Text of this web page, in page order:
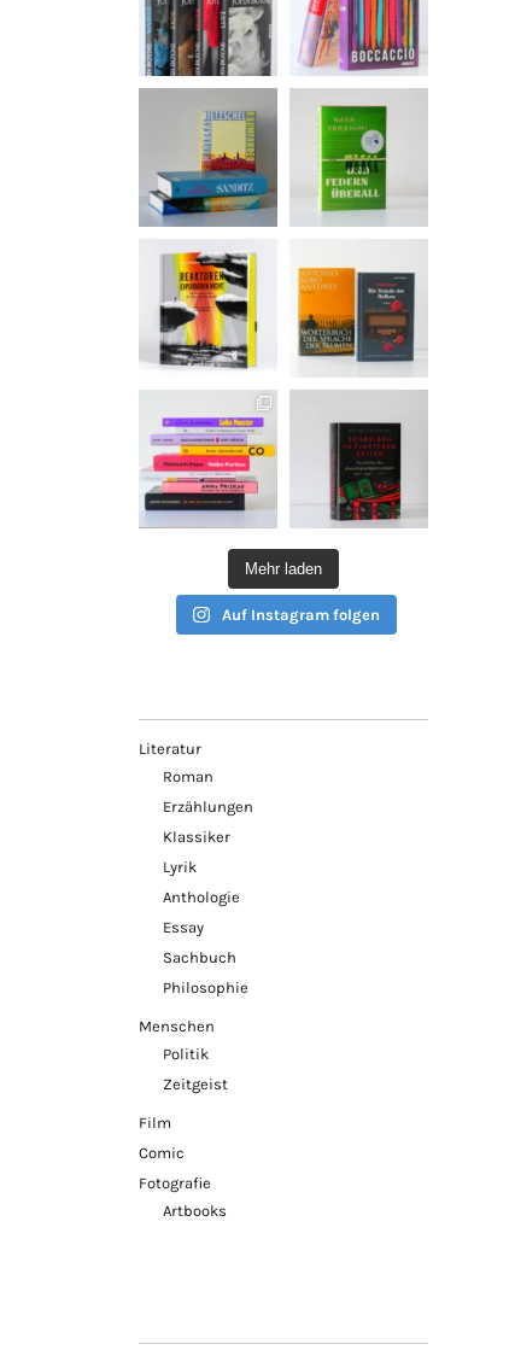
Mehr laden
Auf Instagram folgen
Literatur
Roman
Erzählungen
Klassiker
Lyrik
Anthologie
Essay
Sachbuch
Philosophie
Menschen
Politik
Zeitgeist
Film
Comic
Fotografie
Artbooks